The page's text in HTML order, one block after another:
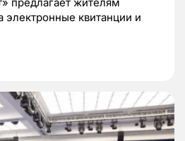
электронные квитанции и